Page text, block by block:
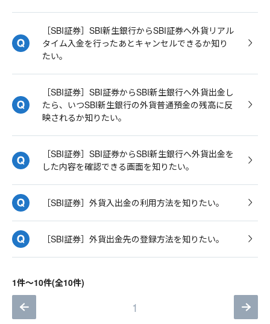
［SBI証券］SBI新生銀行からSBI証券へ外貨リアル
タイム入金を行ったあとキャンセルできるか知り
たい。
［SBI証券］SBI証券からSBI新生銀行へ外貨出金し
たら、いつSBI新生銀行の外貨普通預金の残高に反
映されるか知りたい。
［SBI証券］SBI証券からSBI新生銀行へ外貨出金を
した内容を確認できる画面を知りたい。
［SBI証券］外貨入出金の利用方法を知りたい。
［SBI証券］外貨出金先の登録方法を知りたい。
1件～10件(全10件)
1